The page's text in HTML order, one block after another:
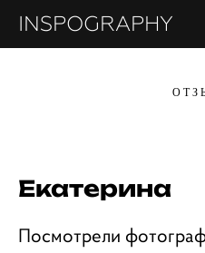
INSPOGRAPHY
Екатерина
Посмотрели